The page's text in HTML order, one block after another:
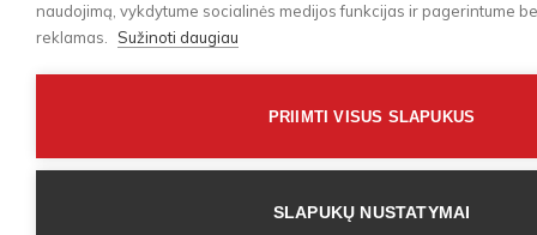
naudojimą, vykdytume socialinės medijos funkcijas ir pagerintume
reklamas.
Sužinoti daugiau
PRIIMTI VISUS SLAPUKUS
SLAPUKŲ NUSTATYMAI